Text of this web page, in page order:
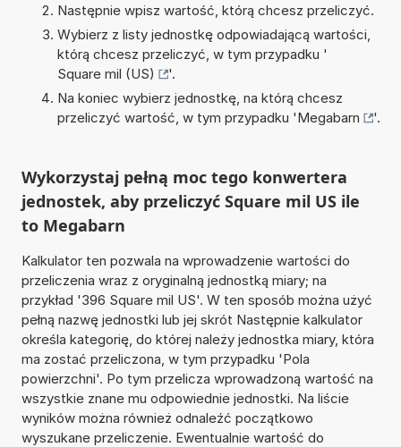
Następnie wpisz wartość, którą chcesz przeliczyć.
Wybierz z listy jednostkę odpowiadającą wartości,
którą chcesz przeliczyć, w tym przypadku '
Square mil (US)
'.
Na koniec wybierz jednostkę, na którą chcesz
przeliczyć wartość, w tym przypadku 'Megabarn '.
Wykorzystaj pełną moc tego konwertera
jednostek, aby przeliczyć Square mil US ile
to Megabarn
Kalkulator ten pozwala na wprowadzenie wartości do
przeliczenia wraz z oryginalną jednostką miary; na
przykład '396 Square mil US'. W ten sposób można użyć
pełną nazwę jednostki lub jej skrót Następnie kalkulator
określa kategorię, do której należy jednostka miary, która
ma zostać przeliczona, w tym przypadku 'Pola
powierzchni'. Po tym przelicza wprowadzoną wartość na
wszystkie znane mu odpowiednie jednostki. Na liście
wyników można również odnaleźć początkowo
wyszukane przeliczenie. Ewentualnie wartość do